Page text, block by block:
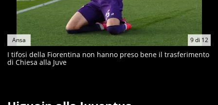
9di 12
Ansa
I tifosi della Fiorentina non hanno preso bene il trasferimento
di Chiesa alla Juve